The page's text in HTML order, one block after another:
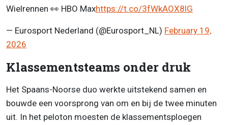
Wielrennen 👀 HBO Maxhttps://t.co/3fWkAOX8lG
— Eurosport Nederland (@Eurosport_NL) February 19,
2026
Klassementsteams onder druk
Het Spaans-Noorse duo werkte uitstekend samen en
bouwde een voorsprong van om en bij de twee minuten
uit. In het peloton moesten de klassementsploegen